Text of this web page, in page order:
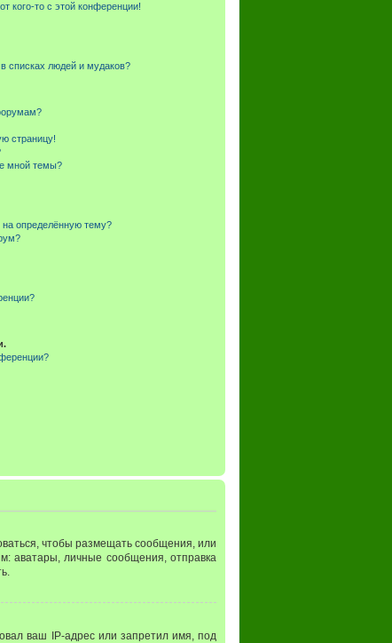
кого-то с этой конференции!
списках людей и мудаков?
страницу!
мной темы?
на определённую тему?
чтобы размещать сообщения, или
аватары, личные сообщения, отправка
ваш IP-адрес или запретил имя, под